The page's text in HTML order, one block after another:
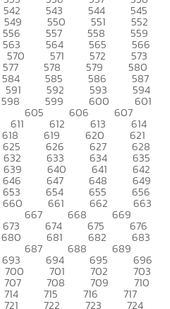
542 543 544 545
549 550 551 552
556 557 558 559
563 564 565 566
570 571 572 573
577 578 579 580
584 585 586 587
591 592 593 594
598 599 600 601
605 606 607
611 612 613 614
618 619 620 621
625 626 627 628
632 633 634 635
639 640 641 642
646 647 648 649
653 654 655 656
660 661 662 663
667 668 669
673 674 675 676
680 681 682 683
687 688 689
693 694 695 696
700 701 702 703
707 708 709 710
714 715 716 717
721 722 723 724